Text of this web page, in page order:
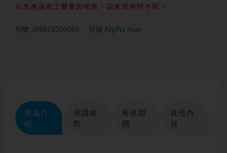
※本產品完工價會因地區，店家而有所不同。
料號 JR6810200000 分類 Alpha max
商品介
紹
保固條
款
常見問
題
其他內
容